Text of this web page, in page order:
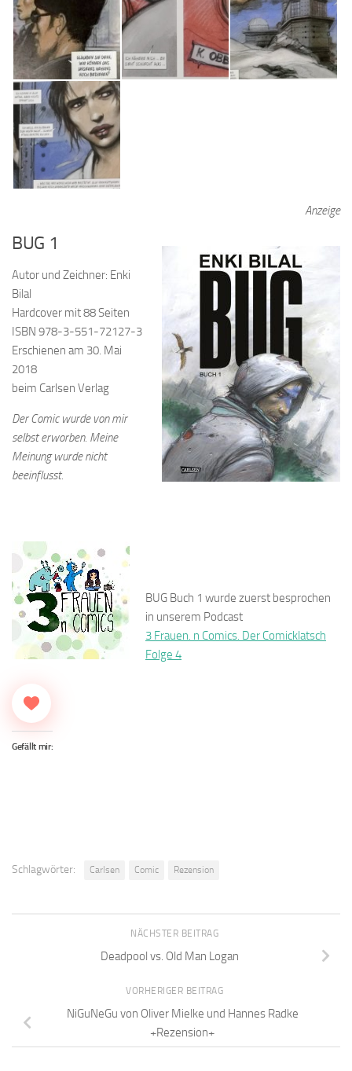
Anzeige
BUG 1
Autor und Zeichner: Enki
Bilal
Hardcover mit 88 Seiten
ISBN 978-3-551-72127-3
Erschienen am 30. Mai
2018
beim Carlsen Verlag
Der Comic wurde von mir
selbst erworben. Meine
Meinung wurde nicht
beeinflusst.
BUG Buch 1 wurde zuerst besprochen
in unserem Podcast
3 Frauen. n Comics. Der Comicklatsch
Folge 4
Gefällt mir:
Schlagwörter: Carlsen Comic Rezension
NÄCHSTER BEITRAG
Deadpool vs. Old Man Logan
VORHERIGER BEITRAG
NiGuNeGu von Oliver Mielke und Hannes Radke
+Rezension+